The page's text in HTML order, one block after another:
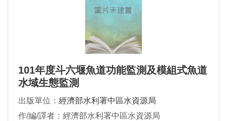
101年度斗六堰魚道功能監測及模組式魚道
水域生態監測
出版單位： 經濟部水利署中區水資源局
作/編/譯者：經濟部水利署中區水資源局